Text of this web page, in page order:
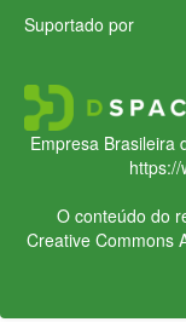
Suportado por
Empresa Brasileira
O conteúdo do
Creative Commons